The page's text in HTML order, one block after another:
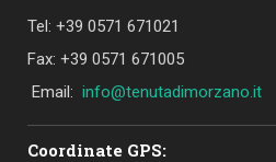
Tel: +39 0571 671021
Fax: +39 0571 671005
Email: info@tenutadimorzano.it
Coordinate GPS: